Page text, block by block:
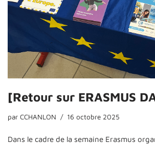
[Retour sur ERASMUS
par CCHANLON 16 octobre 2025
Dans le cadre de la semaine Erasmus